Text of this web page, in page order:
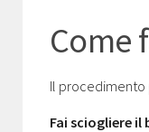
Come
Il procedimento
Fai sciogliere il